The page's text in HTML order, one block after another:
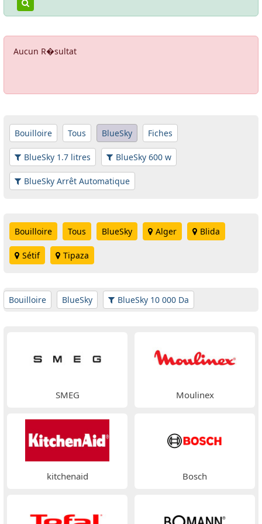
Aucun R�sultat
Bouilloire Tous BlueSky Fiches
BlueSky 1.7 litres BlueSky 600 w
BlueSky Arrêt Automatique
Bouilloire Tous BlueSky Alger Blida
Sétif Tipaza
Bouilloire BlueSky BlueSky 10 000 Da
SMEG Moulinex
kitchenaid Bosch